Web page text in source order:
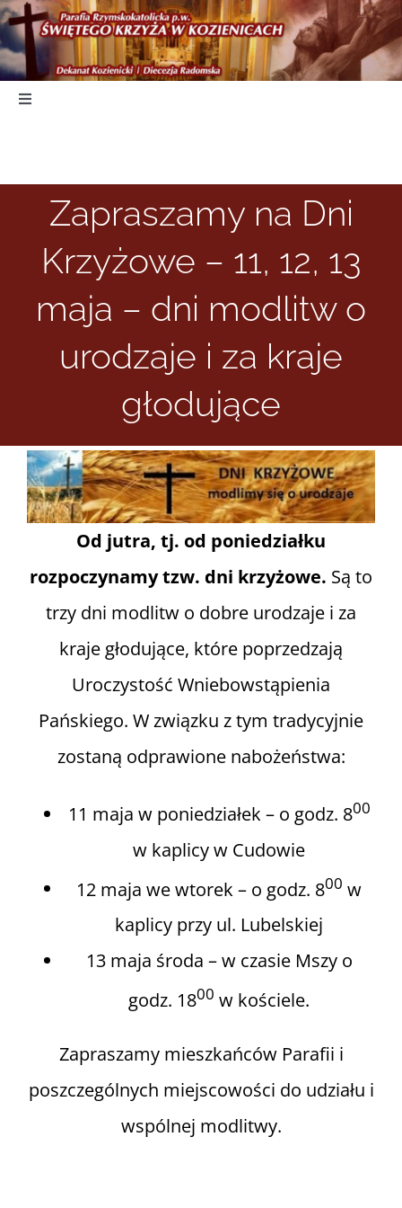
Skip
to
content
Toggle
Duszpasterstwo
Nabożeństwa
Parafia
Informacje i media katolickie
Nasza parafia i lokalne wspólnoty
Polski Ład
Kontakt
Zapraszamy na Dni
Krzyżowe – 11, 12, 13
maja – dni modlitw o
urodzaje i za kraje
głodujące
Od jutra, tj. od poniedziałku
rozpoczynamy tzw. dni krzyżowe. Są to
trzy dni modlitw o dobre urodzaje i za
kraje głodujące, które poprzedzają
Uroczystość Wniebowstąpienia
Pańskiego. W związku z tym tradycyjnie
zostaną odprawione nabożeństwa:
11 maja w poniedziałek – o godz. 800
w kaplicy w Cudowie
12 maja we wtorek – o godz. 800 w
kaplicy przy ul. Lubelskiej
13 maja środa – w czasie Mszy o
godz. 1800 w kościele.
Zapraszamy mieszkańców Parafii i
poszczególnych miejscowości do udziału i
wspólnej modlitwy.